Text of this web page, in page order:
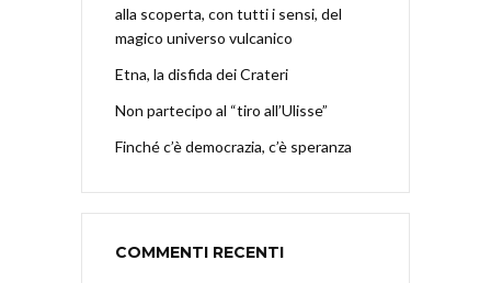
alla scoperta, con tutti i sensi, del
magico universo vulcanico
Etna, la disfida dei Crateri
Non partecipo al “tiro all’Ulisse”
Finché c’è democrazia, c’è speranza
COMMENTI RECENTI